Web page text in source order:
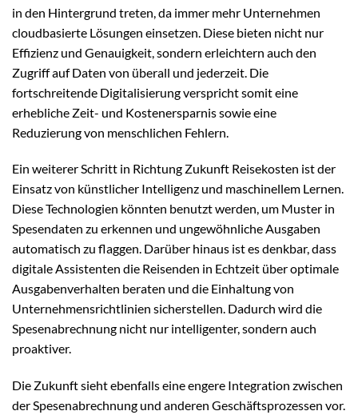
in den Hintergrund treten, da immer mehr Unternehmen
cloudbasierte Lösungen einsetzen. Diese bieten nicht nur
Effizienz und Genauigkeit, sondern erleichtern auch den
Zugriff auf Daten von überall und jederzeit. Die
fortschreitende Digitalisierung verspricht somit eine
erhebliche Zeit- und Kostenersparnis sowie eine
Reduzierung von menschlichen Fehlern.
Ein weiterer Schritt in Richtung Zukunft Reisekosten ist der
Einsatz von künstlicher Intelligenz und maschinellem Lernen.
Diese Technologien könnten benutzt werden, um Muster in
Spesendaten zu erkennen und ungewöhnliche Ausgaben
automatisch zu flaggen. Darüber hinaus ist es denkbar, dass
digitale Assistenten die Reisenden in Echtzeit über optimale
Ausgabenverhalten beraten und die Einhaltung von
Unternehmensrichtlinien sicherstellen. Dadurch wird die
Spesenabrechnung nicht nur intelligenter, sondern auch
proaktiver.
Die Zukunft sieht ebenfalls eine engere Integration zwischen
der Spesenabrechnung und anderen Geschäftsprozessen vor.